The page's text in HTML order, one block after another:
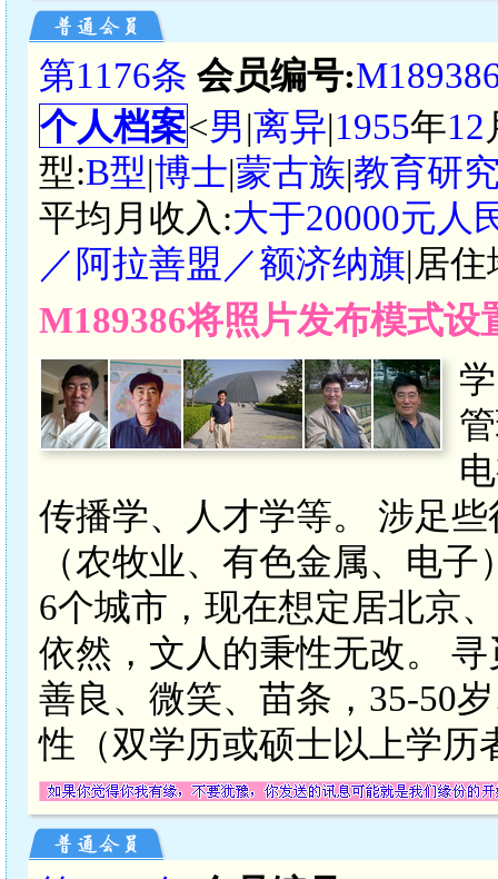
第1176条 会员编号:
个人档案<男|离异|1955年12
型:B型|博士|蒙古族|教育研
平均月收入:大于20000元人
／阿拉善盟／额济纳旗|居住
M189386将照片发布模式
传播学、人才学等。 涉足
（农牧业、有色金属、电
6个城市，现在想定居北京
依然，文人的秉性无改。
善良、微笑、苗条，35-50
性（双学历或硕士以上学历